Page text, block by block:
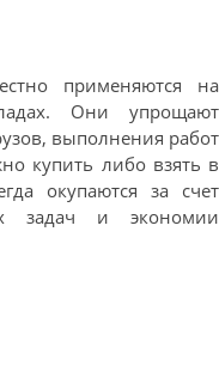
применяются на
Они упрощают
выполнения работ
купить либо взять в
окупаются за счет
задач и экономии